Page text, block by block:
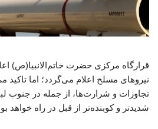
قرارگاه مرکزی حضرت خاتم‌الانبیا(ص)
نیروهای مسلح اعلام می‌گردد؛ اما
تجاوزات و شرارت‌ها، از جمله در جنوب
شدیدتر و کوبنده‌تر از قبل در راه خواهد